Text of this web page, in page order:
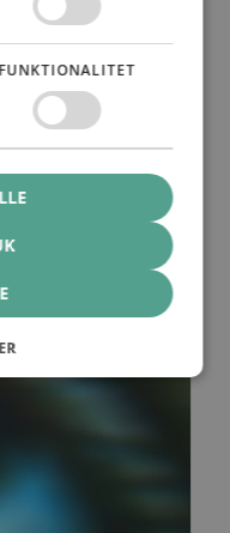
døjer med problemer
FUNKTIONALITET